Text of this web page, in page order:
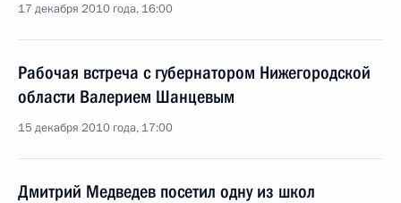
17 декабря 2010 года, 16:00
Рабочая встреча с губернатором Нижегородской
области Валерием Шанцевым
15 декабря 2010 года, 17:00
Дмитрий Медведев посетил одну из школ